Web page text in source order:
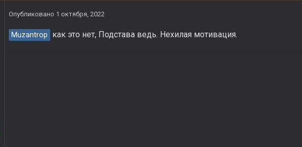
Опубликовано 1 октября, 2022
Muzantrop как это нет, Подстава ведь. Нехилая мотивация.